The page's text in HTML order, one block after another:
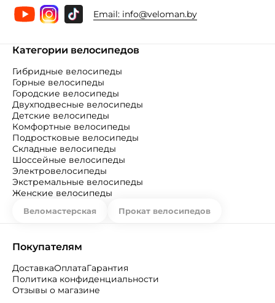
Email: info@veloman.by
Категории велосипедов
Гибридные велосипеды
Горные велосипеды
Городские велосипеды
Двухподвесные велосипеды
Детские велосипеды
Комфортные велосипеды
Подростковые велосипеды
Складные велосипеды
Шоссейные велосипеды
Электровелосипеды
Экстремальные велосипеды
Женские велосипеды
Веломастерская Прокат велосипедов
Покупателям
ДоставкаОплатаГарантия
Политика конфиденциальности
Отзывы о магазине